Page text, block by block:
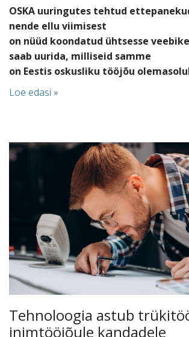
OSKA uuringutes tehtud
nende ellu viimisest
on nüüd koondatud ühtsesse
saab uurida, milliseid samme
on Eestis oskusliku tööjõu
Loe edasi »
Tehnoloogia astub
inimtööjõule kandadele